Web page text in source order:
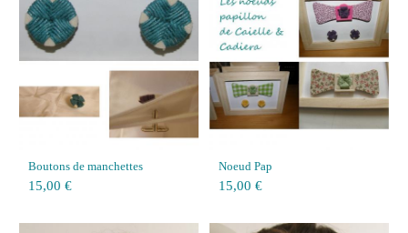
Boutons de manchettes
15,00 €
Noeud Pap
15,00 €